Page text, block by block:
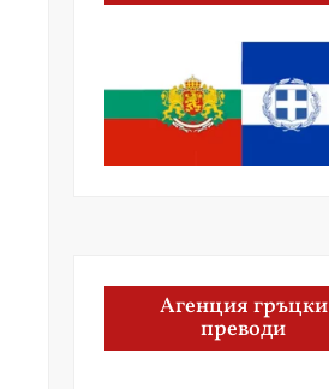
Агенция гръцки
преводи